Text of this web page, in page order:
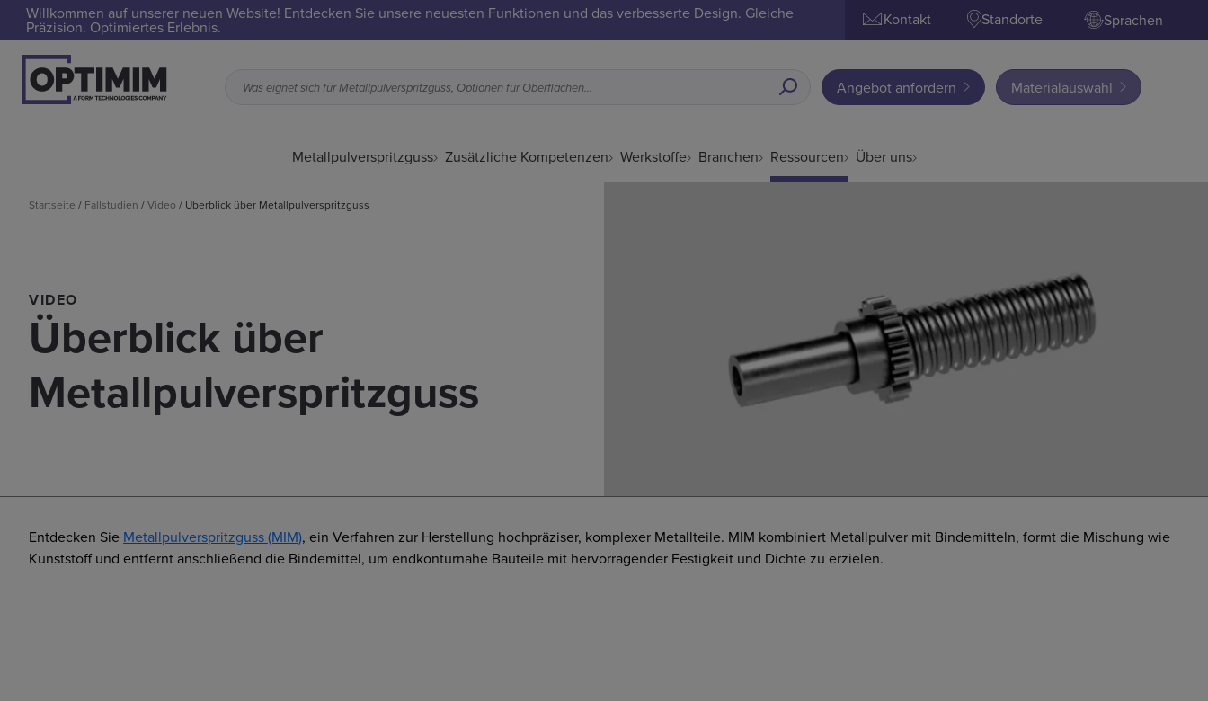
Willkommen auf unserer neuen Website! Entdecken Sie unsere neuesten Funktionen und das verbesserte Design. Gleiche
Präzision. Optimiertes Erlebnis. Kontakt Standorte Sprachen
Was eignet sich für Metallpulverspritzguss, Optionen für Oberflächenveredelungen usw. Angebot anfordern Materialauswahl
Metallpulverspritzguss Zusätzliche Kompetenzen Werkstoffe Branchen Ressourcen Über uns
Startseite / Fallstudien /Video / Überblick über Metallpulverspritzguss
VIDEO
Überblick über
Metallpulverspritzguss
Entdecken Sie Metallpulverspritzguss (MIM), ein Verfahren zur Herstellung hochpräziser, komplexer Metallteile. MIM kombiniert Metallpulver mit Bindemitteln, formt die Mischung wie
Kunststoff und entfernt anschließend die Bindemittel, um endkonturnahe Bauteile mit hervorragender Festigkeit und Dichte zu erzielen.